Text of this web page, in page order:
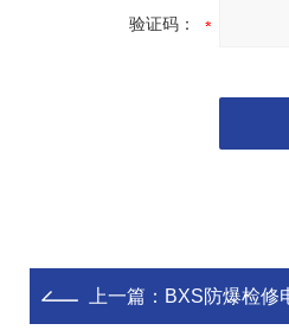
验证码：
上一篇： BXS防爆检修